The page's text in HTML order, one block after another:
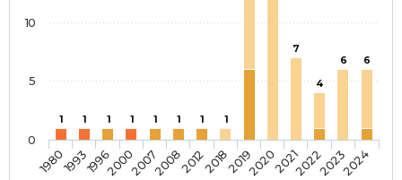
1 1 1 1 1 1 1 1
7
4
6 6
19801993199620002007200820122018201920202021202220232024
0
5
10